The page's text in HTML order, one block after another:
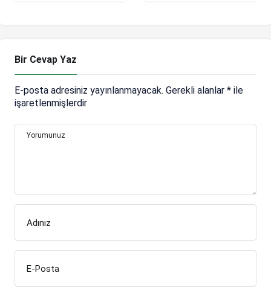
Bir Cevap Yaz
E-posta adresiniz yayınlanmayacak. Gerekli alanlar * ile
işaretlenmişlerdir
Yorumunuz
Adınız
E-Posta